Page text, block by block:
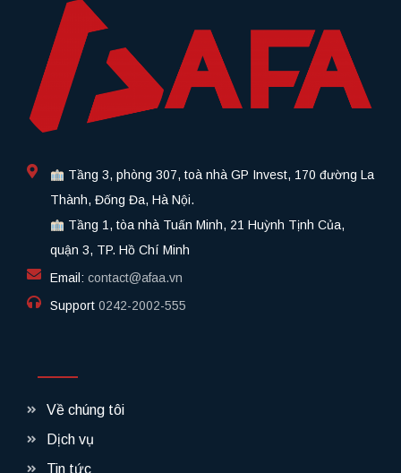
Tầng 3, phòng 307, toà nhà GP Invest, 170 đường La
Thành, Đống Đa, Hà Nội.
Tầng 1, tòa nhà Tuấn Minh, 21 Huỳnh Tịnh Của,
quận 3, TP. Hồ Chí Minh
Email: contact@afaa.vn
Support 0242-2002-555​
Về chúng tôi
Dịch vụ
Tin tức